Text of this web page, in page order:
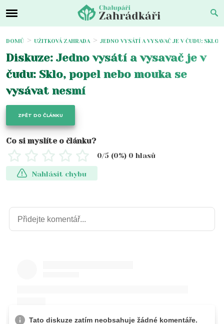
DOMŮ UŽITKOVÁ ZAHRADA JEDNO VYSÁTÍ A VYSAVAČ JE V ČUDU:
Diskuze: Jedno vysátí a vysavač je v
čudu: Sklo, popel nebo mouka se
vysávat nesmí
ZPĚT DO ČLÁNKU
Co si myslíte o článku?
0/5 (0%) 0 hlasů
Nahlásit chybu